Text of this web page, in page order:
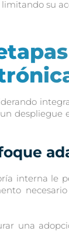
limitando su
despliegue
interna le
una